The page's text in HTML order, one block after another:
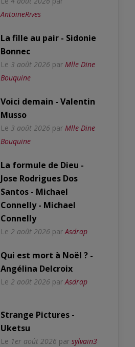
AntoineRives
La fille au pair - Sidonie
Bonnec
Le 3 août 2026 par Mlle Dine
Bouquine
Voici demain - Valentin
Musso
Le 3 août 2026 par Mlle Dine
Bouquine
La formule de Dieu -
Jose Rodrigues Dos
Santos - Michael
Connelly - Michael
Connelly
Le 2 août 2026 par Asdrap
Qui est mort à Noël ? -
Angélina Delcroix
Le 2 août 2026 par Asdrap
Strange Pictures -
Uketsu
Le 1er août 2026 par sylvain3